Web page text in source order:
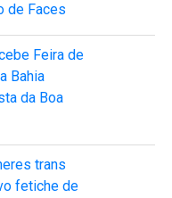
de Faces
Feira de
Bahia
da Boa
trans
fetiche de